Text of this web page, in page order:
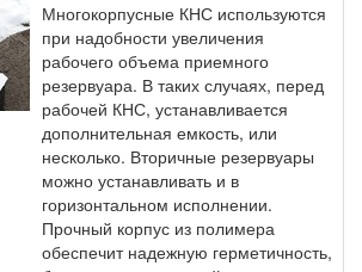
Многокорпусные КНС используются
при надобности увеличения
рабочего объема приемного
резервуара. В таких случаях, перед
рабочей КНС, устанавливается
дополнительная емкость, или
несколько. Вторичные резервуары
можно устанавливать и в
горизонтальном исполнении.
Прочный корпус из полимера
обеспечит надежную герметичность,